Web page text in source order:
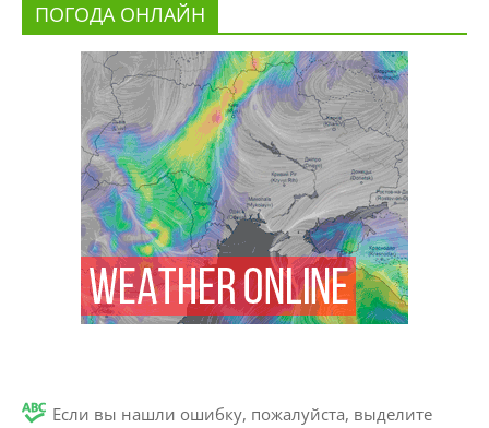
ПОГОДА ОНЛАЙН
Если вы нашли ошибку, пожалуйста, выделите